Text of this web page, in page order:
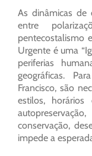
As dinâmicas de
entre
pentecostalismo
Urgente é uma
periferias
geográficas.
Francisco, são
estilos,
conservação,
impede a